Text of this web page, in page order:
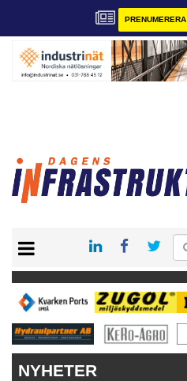
PRENUMERERA
KONTAKT
VÅRA ANDRA MAGASIN
PRENUMERERA
ANNONSERA
NYHETER